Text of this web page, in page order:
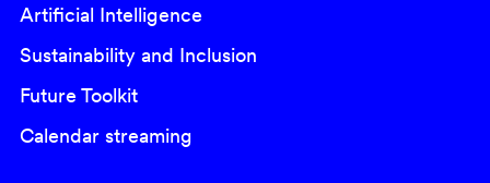
Artificial Intelligence
Sustainability and Inclusion
Future Toolkit
Calendar streaming